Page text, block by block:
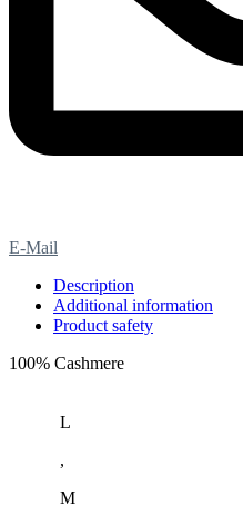
E-Mail
Description
Additional information
Product safety
100% Cashmere
L
,
M